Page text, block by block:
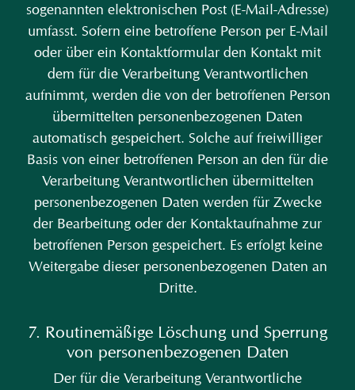
sogenannten elektronischen Post (E-Mail-Adresse)
umfasst. Sofern eine betroffene Person per E-Mail
oder über ein Kontaktformular den Kontakt mit
dem für die Verarbeitung Verantwortlichen
aufnimmt, werden die von der betroffenen Person
übermittelten personenbezogenen Daten
automatisch gespeichert. Solche auf freiwilliger
Basis von einer betroffenen Person an den für die
Verarbeitung Verantwortlichen übermittelten
personenbezogenen Daten werden für Zwecke
der Bearbeitung oder der Kontaktaufnahme zur
betroffenen Person gespeichert. Es erfolgt keine
Weitergabe dieser personenbezogenen Daten an
Dritte.
7. Routinemäßige Löschung und Sperrung
von personenbezogenen Daten
Der für die Verarbeitung Verantwortliche